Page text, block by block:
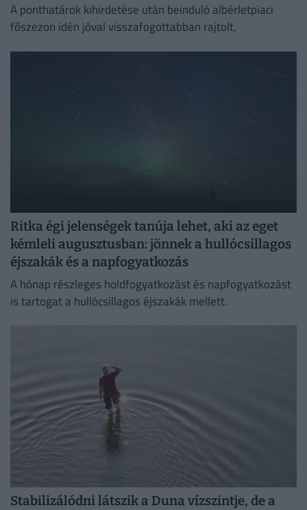
A ponthatárok kihirdetése után beinduló albérletpiaci
főszezon idén jóval visszafogottabban rajtolt,
Ritka égi jelenségek tanúja lehet, aki az eget
kémleli augusztusban: jönnek a hullócsillagos
éjszakák és a napfogyatkozás
A hónap részleges holdfogyatkozást és napfogyatkozást
is tartogat a hullócsillagos éjszakák mellett.
Stabilizálódni látszik a Duna vízszintje, de a